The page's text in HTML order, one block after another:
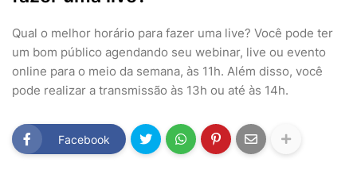
Qual o melhor horário para fazer uma live? Você pode ter
um bom público agendando seu webinar, live ou evento
online para o meio da semana, às 11h. Além disso, você
pode realizar a transmissão às 13h ou até às 14h.
Facebook